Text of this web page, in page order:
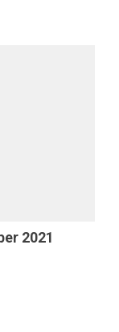
2021